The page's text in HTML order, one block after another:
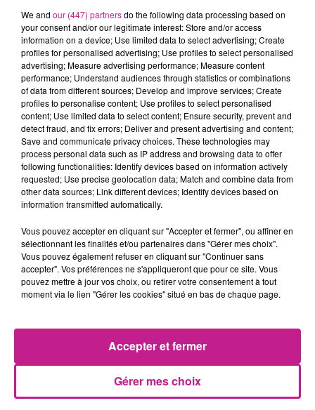
68 NEWS DU 09 OCTOBRE
Retrouvez les 68 news du 09 octobre avecTerranimo
Colmar, Sierentz et Burnhaupt-le-Haut, votre animalerie dans
le Haut-Rhin
TITRES DIFFUSÉS
2h40
2h40 2h37
2h37
RIVIERA
She Doesn't Mind
2h33
2h33
We and our (447) partnersdo the following data processing based on
your consent and/or our legitimate interest: Store and/or access
information on a device; Use limited data to select advertising; Create
profiles for personalised advertising; Use profiles to select personalised
advertising; Measure advertising performance; Measure content
performance; Understand audiences through statistics or combinations
of data from different sources; Develop and improve services; Create
profiles to personalise content; Use profiles to select personalised
content; Use limited data to select content; Ensure security, prevent and
detect fraud, and fix errors; Deliver and present advertising and content;
Save and communicate privacy choices. These technologies may
process personal data such as IP address and browsing data to offer
following functionalities: Identify devices based on information actively
requested; Use precise geolocation data; Match and combine data from
other data sources; Link different devices; Identify devices based on
information transmitted automatically.
Vous pouvez accepter en cliquant sur "Accepter et fermer", ou affiner en
sélectionnant les finalités et/ou partenaires dans "Gérer mes choix".
Vous pouvez également refuser en cliquant sur "Continuer sans
accepter". Vos préférences ne s'appliqueront que pour ce site. Vous
pouvez mettre à jour vos choix, ou retirer votre consentement à tout
moment via le lien "Gérer les cookies" situé en bas de chaque page.
Gérer mes choix
Accepter et fermer